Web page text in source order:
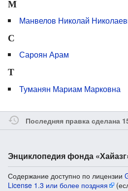
М
Манвелов Николай
С
Сароян Арам
Т
Туманян Мариам Марковна
Последняя правка сделана
Энциклопедия фонда
Содержание доступно по лицензии
License 1.3 или более поздняя